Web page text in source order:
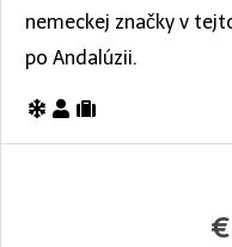
nemeckej značky v
po Andalúzii.
€